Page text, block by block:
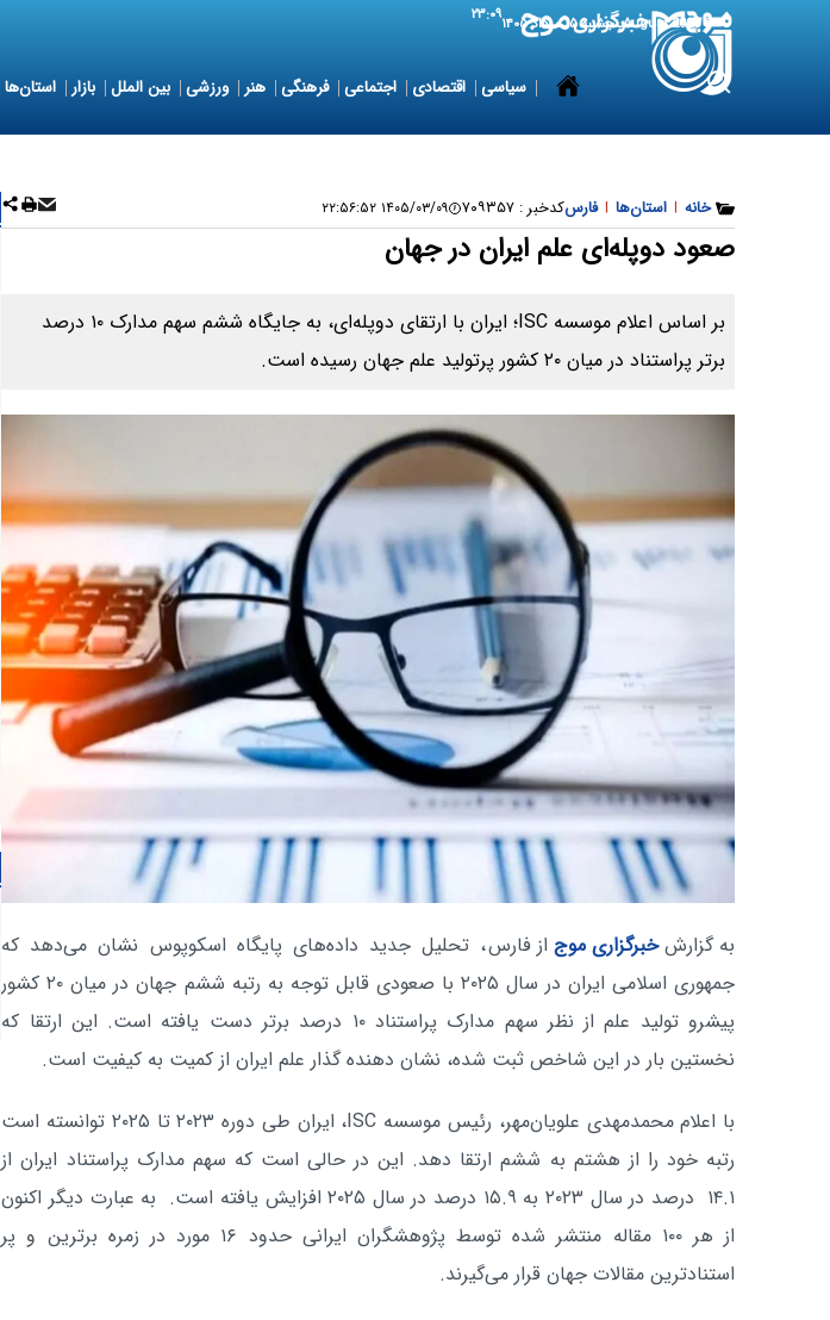
6 August 2026 پنجشنبه ۱۵ مرداد ۱۴۰۵ ۲۳:۰۹
سیاسی اقتصادی اجتماعی فرهنگی هنر ورزشی بین الملل بازار استان‌ها
خانه | استان‌ها | فارسکدخبر : ۷۰۹۳۵۷ ۱۴۰۵/۰۳/۰۹ ۲۲:۵۶:۵۲
صعود دوپله‌ای علم ایران در جهان
بر اساس اعلام موسسه ISC؛ ایران با ارتقای دوپله‌ای، به جایگاه ششم سهم مدارک ۱۰ درصد
برتر پراستناد در میان ۲۰ کشور پرتولید علم جهان رسیده است.
به گزارشخبرگزاری موج از فارس، تحلیل جدید داده‌های پایگاه اسکوپوس نشان می‌دهد که
جمهوری اسلامی ایران در سال ۲۰۲۵ با صعودی قابل‌ توجه به رتبه ششم جهان در میان ۲۰ کشور
پیشرو تولید علم از نظر سهم مدارک پراستناد ۱۰ درصد برتر دست یافته است. این ارتقا که
نخستین بار در این شاخص ثبت شده، نشان‌ دهنده گذار علم ایران از کمیت به کیفیت است.
با اعلام محمدمهدی علویان‌مهر، رئیس موسسه ISC، ایران طی دوره ۲۰۲۳ تا ۲۰۲۵ توانسته است
رتبه خود را از هشتم به ششم ارتقا دهد. این در حالی است که سهم مدارک پراستناد ایران از
۱۴.۱ درصد در سال ۲۰۲۳ به ۱۵.۹ درصد در سال ۲۰۲۵‌ افزایش یافته است. به عبارت دیگر اکنون
از هر ۱۰۰ مقاله منتشر شده توسط پژوهشگران ایرانی حدود ۱۶ مورد در زمره برترین و پر
استنادترین مقالات جهان قرار می‌گیرند.